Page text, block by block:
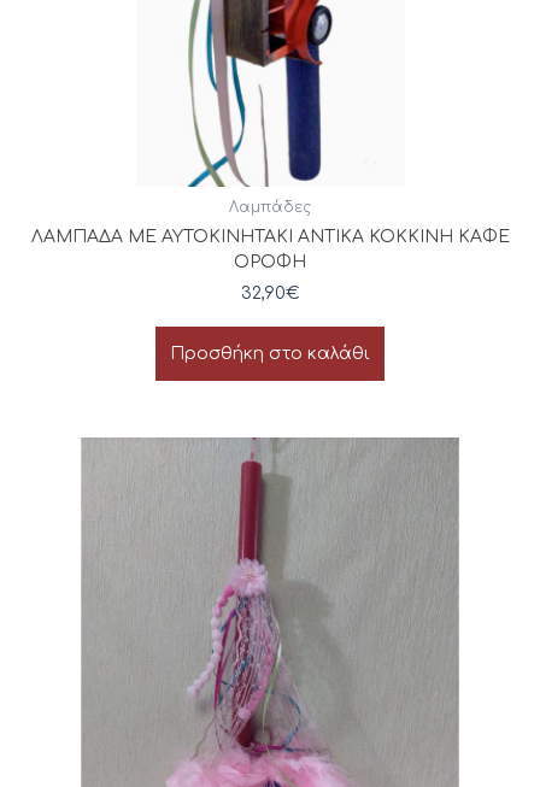
Λαμπάδες
ΛΑΜΠΑΔΑ ΜΕ ΑΥΤΟΚΙΝΗΤΑΚΙ ΑΝΤΙΚΑ ΚΟΚΚΙΝΗ ΚΑΦΕ
ΟΡΟΦΗ
32,90€
Προσθήκη στο καλάθι